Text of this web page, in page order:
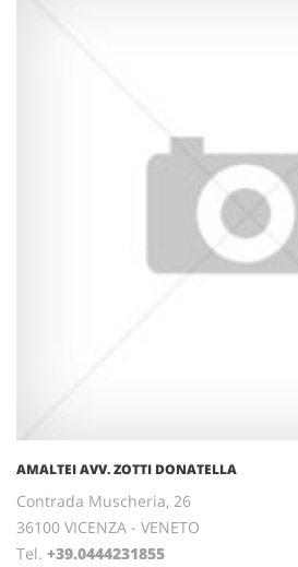
AMALTEI AVV. ZOTTI DONATELLA
Contrada Muscheria, 26
36100 VICENZA - VENETO
Tel. +39.0444231855